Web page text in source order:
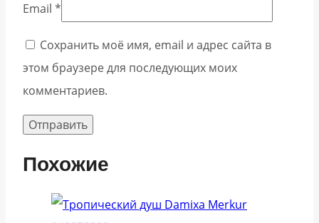
Email *
Сохранить моё имя, email и адрес сайта в
этом браузере для последующих моих
комментариев.
Похожие